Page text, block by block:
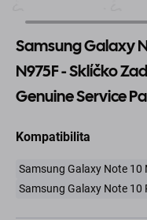
Samsung Galaxy
N975F - Sklíčko
Genuine Service
Kompatibilita
Samsung Galaxy Note 10
Samsung Galaxy Note 10